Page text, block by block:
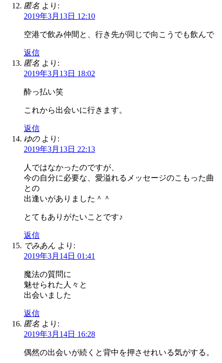
匿名 より:
2019年3月13日 12:10
空港で飲み仲間と、行き先が同じで向こうでも飲んで
返信
匿名 より:
2019年3月13日 18:02
酔っ払い笑
これから出会いに行きます。
返信
ゆの より:
2019年3月13日 22:13
人ではなかったのですが、
今の自分に必要な、愛溢れるメッセージのこもった曲
との
出逢いがありました＾＾
とてもありがたいことです♪
返信
でみあん より:
2019年3月14日 01:41
魔法の質問に
魅せられた人々と
出会いました
返信
匿名 より:
2019年3月14日 16:28
偶然の出会いが続くと背中を押させれいる気がする。